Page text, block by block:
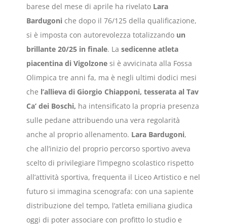
barese del mese di aprile ha rivelato Lara
Bardugoni che dopo il 76/125 della qualificazione,
si è imposta con autorevolezza totalizzando un
brillante 20/25 in finale. Lasedicenne atleta
piacentina di Vigolzone si è avvicinata alla Fossa
Olimpica tre anni fa, ma è negli ultimi dodici mesi
che l’allieva di Giorgio Chiapponi, tesserata al Tav
Ca’ dei Boschi, ha intensificato la propria presenza
sulle pedane attribuendo una vera regolarità
anche al proprio allenamento. Lara Bardugoni,
che all’inizio del proprio percorso sportivo aveva
scelto di privilegiare l’impegno scolastico rispetto
all’attività sportiva, frequenta il Liceo Artistico e nel
futuro si immagina scenografa: con una sapiente
distribuzione del tempo, l’atleta emiliana giudica
oggi di poter associare con profitto lo studio e